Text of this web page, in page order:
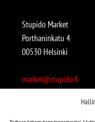
Stupido Market
Porthaninkatu 4
00530 Helsinki
market@stupido.fi